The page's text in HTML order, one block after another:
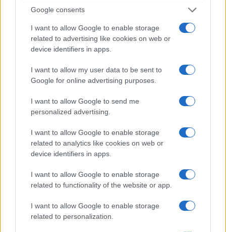
Google consents
I want to allow Google to enable storage
related to advertising like cookies on web or
device identifiers in apps.
I want to allow my user data to be sent to
Google for online advertising purposes.
I want to allow Google to send me
personalized advertising.
I want to allow Google to enable storage
related to analytics like cookies on web or
device identifiers in apps.
I want to allow Google to enable storage
related to functionality of the website or app.
I want to allow Google to enable storage
related to personalization.
ΔΗΜΟΦΙΛΗ
Ξεκινάει η Strawstream με αγώνες SL1 και SL2